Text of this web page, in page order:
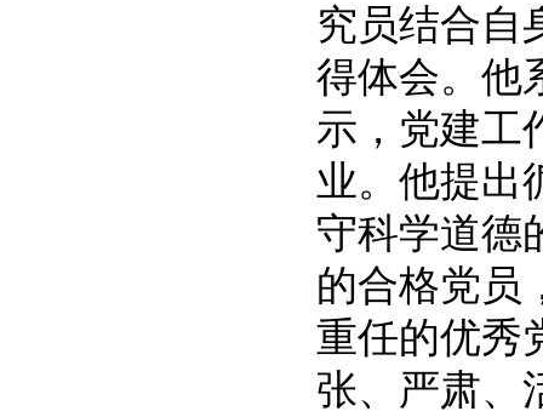
究员结合自
得体会。他
示，党建工
业。他提出
守科学道德
的合格党员
重任的优秀
张、严肃、